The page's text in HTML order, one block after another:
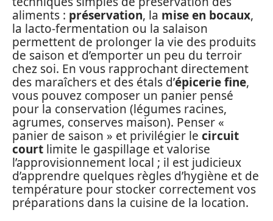
aliments : préservation, la mise en bocaux,
la lacto‑fermentation ou la salaison
permettent de prolonger la vie des produits
de saison et d’emporter un peu du terroir
chez soi. En vous rapprochant directement
des maraîchers et des étals d’épicerie fine,
vous pouvez composer un panier pensé
pour la conservation (légumes racines,
agrumes, conserves maison). Penser «
panier de saison » et privilégier le circuit
court limite le gaspillage et valorise
l’approvisionnement local ; il est judicieux
d’apprendre quelques règles d’hygiène et de
température pour stocker correctement vos
préparations dans la cuisine de la location.